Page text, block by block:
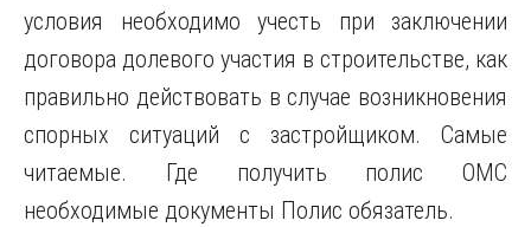
условия необходимо учесть при заключении
договора долевого участия в строительстве, как
правильно действовать в случае возникновения
спорных ситуаций с застройщиком. Самые
читаемые. Где получить полис ОМС
необходимые документы Полис обязатель.